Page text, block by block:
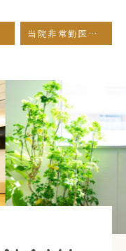
当院非常勤医師について